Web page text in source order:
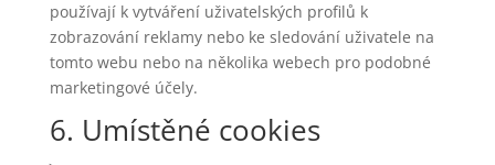
používají k vytváření uživatelských profilů k
zobrazování reklamy nebo ke sledování uživatele na
tomto webu nebo na několika webech pro podobné
marketingové účely.
6. Umístěné cookies